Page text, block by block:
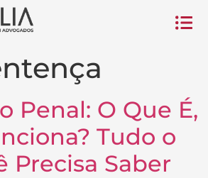
Penal: O Que É,
Tudo o
Precisa Saber